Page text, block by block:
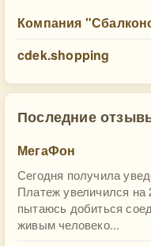
Компания
cdek.shopping
Последние
МегаФон
Сегодня получила
Платеж увеличился на
пытаюсь добиться
живым человеко...